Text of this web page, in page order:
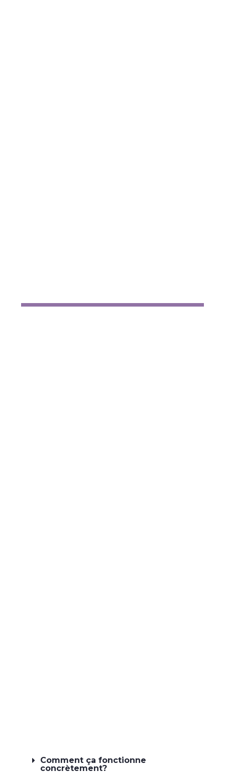
Comment ça fonctionne
concrètement?